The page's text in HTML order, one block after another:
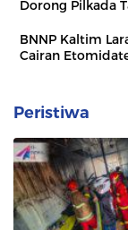
Dorong Pilkada
BNNP Kaltim
Cairan
Peristiwa